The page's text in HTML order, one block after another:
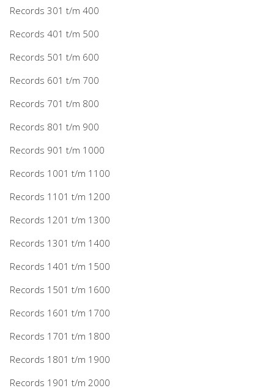
Records 301 t/m 400
Records 401 t/m 500
Records 501 t/m 600
Records 601 t/m 700
Records 701 t/m 800
Records 801 t/m 900
Records 901 t/m 1000
Records 1001 t/m 1100
Records 1101 t/m 1200
Records 1201 t/m 1300
Records 1301 t/m 1400
Records 1401 t/m 1500
Records 1501 t/m 1600
Records 1601 t/m 1700
Records 1701 t/m 1800
Records 1801 t/m 1900
Records 1901 t/m 2000